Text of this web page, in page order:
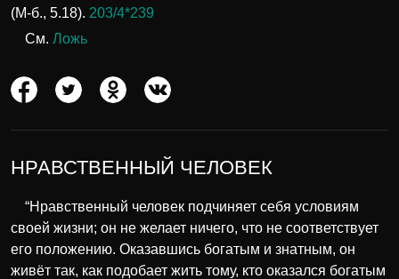
(М-б., 5.18). 203/4*239
См. Ложь
НРАВСТВЕННЫЙ ЧЕЛОВЕК
“Нравственный человек подчиняет себя условиям
своей жизни; он не желает ничего, что не соответствует
его положению. Оказавшись богатым и знатным, он
живёт так, как подобает жить тому, кто оказался богатым